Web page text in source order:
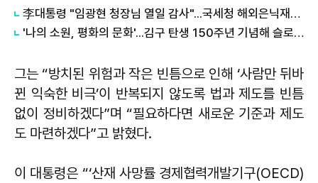
李대통령 "임광현 청장님 열일 감사"...국세청 해외은닉재산 추적 격려
'나의 소원, 평화의 문화'...김구 탄생 150주년 기념해 슬로건 발표
그는 “방치된 위험과 작은 빈틈으로 인해 ‘사람만 뒤바
뀐 익숙한 비극’이 반복되지 않도록 법과 제도를 빈틈
없이 정비하겠다”며 “필요하다면 새로운 기준과 제도
도 마련하겠다”고 밝혔다.
이 대통령은 “‘산재 사망률 경제협력개발기구(OECD)